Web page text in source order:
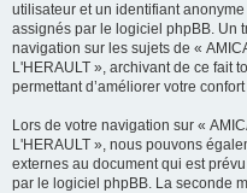
utilisateur et un identifiant
assignés par le logiciel phpBB. Un
navigation sur les sujets de «
L'HERAULT », archivant de ce fait
permettant d’améliorer votre
Lors de votre navigation sur «
L'HERAULT », nous pouvons
externes au document qui est
par le logiciel phpBB. La seconde